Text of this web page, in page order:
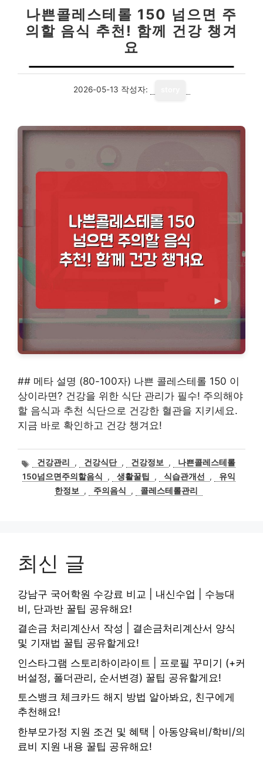
나쁜콜레스테롤 150 넘으면 주
의할 음식 추천! 함께 건강 챙겨
요
2026-05-13 작성자:
## 메타 설명 (80-100자) 나쁜 콜레스테롤 150 이
상이라면? 건강을 위한 식단 관리가 필수! 주의해야
할 음식과 추천 식단으로 건강한 혈관을 지키세요.
지금 바로 확인하고 건강 챙겨요!
태
그
건강관리 , 건강식단 , 건강정보 ,
나쁜콜레스테롤
150넘으면주의할음식
, 생활꿀팁 , 식습관개선 ,
유익
한정보
, 주의음식 , 콜레스테롤관리
최신 글
강남구 국어학원 수강료 비교 | 내신수업 | 수능대
비, 단과반 꿀팁 공유해요!
결손금 처리계산서 작성 | 결손금처리계산서 양식
및 기재법 꿀팁 공유할게요!
인스타그램 스토리하이라이트 | 프로필 꾸미기 (+커
버설정, 폴더관리, 순서변경) 꿀팁 공유할게요!
토스뱅크 체크카드 해지 방법 알아봐요, 친구에게
추천해요!
한부모가정 지원 조건 및 혜택 | 아동양육비/학비/의
료비 지원 내용 꿀팁 공유해요!